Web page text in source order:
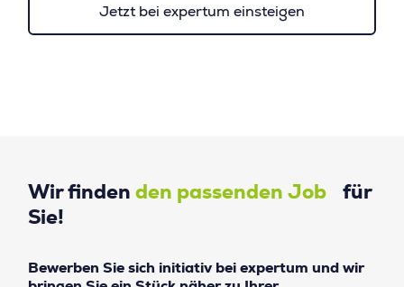
Jetzt bei expertum einsteigen
Wir finden den passenden Job für
Sie!
Bewerben Sie sich initiativ bei expertum und wir